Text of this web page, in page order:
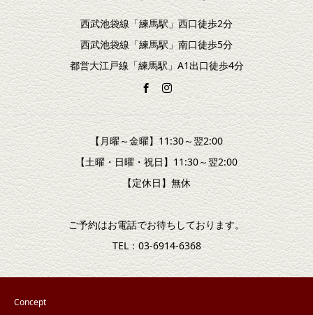
西武池袋線「練馬駅」西口徒歩2分
西武池袋線「練馬駅」南口徒歩5分
都営大江戸線「練馬駅」A1出口徒歩4分
【月曜～金曜】11:30～翌2:00
【土曜・日曜・祝日】11:30～翌2:00
【定休日】無休
ご予約はお電話でお待ちしております。
TEL：03-6914-6368
Concept